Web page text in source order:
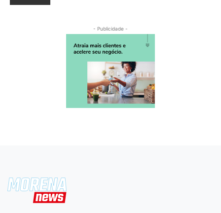
- Publicidade -